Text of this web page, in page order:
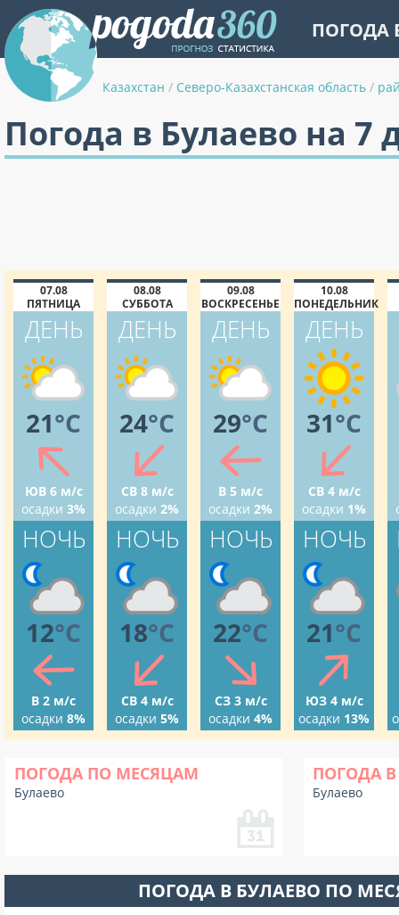
ПОГОДА
Казахстан / Северо-Казахстанская область /
Погода в Булаево на 7
07.08
ПЯТНИЦА
ДЕНЬ
21°C
ЮВ 6 м/с
осадки 3%
НОЧЬ
12°C
В 2 м/с
осадки 8%
08.08
СУББОТА
ДЕНЬ
24°C
СВ 8 м/с
осадки 2%
НОЧЬ
18°C
СВ 4 м/с
осадки 5%
09.08
ВОСКРЕСЕНЬЕ
ДЕНЬ
29°C
В 5 м/с
осадки 2%
НОЧЬ
22°C
СЗ 3 м/с
осадки 4%
10.08
ПОНЕДЕЛЬНИК
ДЕНЬ
31°C
СВ 4 м/с
осадки 1%
НОЧЬ
21°C
ЮЗ 4 м/с
осадки 13%
ПОГОДА ПО МЕСЯЦАМ
Булаево
ПОГОДА В
Булаево
ПОГОДА В БУЛАЕВО ПО